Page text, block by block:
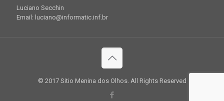
Luciano Secchin
Email: luciano@informatic.inf.br
© 2017 Sitio Menina dos Olhos. All Rights Reserved